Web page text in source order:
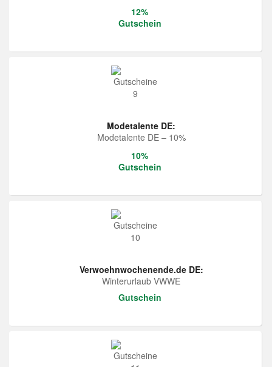
12%
Gutschein
Modetalente DE:
Modetalente DE – 10%
10%
Gutschein
Verwoehnwochenende.de DE:
Winterurlaub VWWE
Gutschein